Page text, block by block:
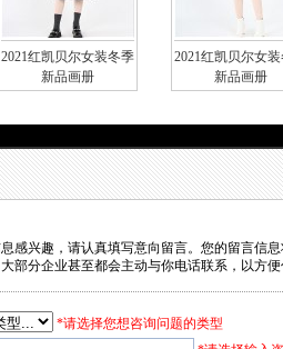
2021红凯贝尔女装冬季
新品画册
2021红凯贝尔女
新品画册